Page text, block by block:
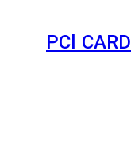
کارت USB اینترنال 4 پورت PCl CARD